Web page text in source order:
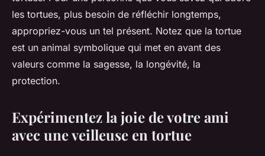
les tortues, plus besoin de réfléchir longtemps,
appropriez-vous un tel présent. Notez que la tortue
est un animal symbolique qui met en avant des
valeurs comme la sagesse, la longévité, la
protection.
Expérimentez la joie de votre ami
avec une veilleuse en tortue